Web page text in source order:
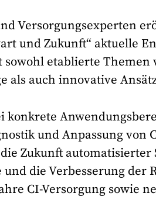
Versorgungsexperten
und Zukunft“ aktuelle
sowohl etablierte
als auch innovative
konkrete
und Anpassung
Zukunft
die Verbesserung der
CI-Versorgung sowie